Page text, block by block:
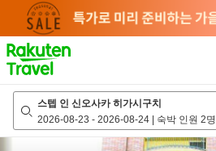
page
스텝 인 신오사카 히가시구치
2026-08-23 - 2026-08-24 | 숙박 인원 2명